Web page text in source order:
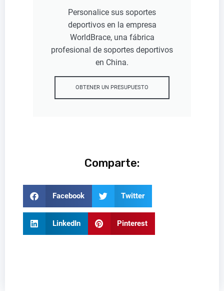
Personalice sus soportes
deportivos en la empresa
WorldBrace, una fábrica
profesional de soportes deportivos
en China.
OBTENER UN PRESUPUESTO
Comparte:
Facebook Twitter
LinkedIn Pinterest